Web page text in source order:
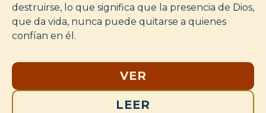
destruirse, lo que significa que la presencia de Dios,
que da vida, nunca puede quitarse a quienes
confían en él.
VER
LEER